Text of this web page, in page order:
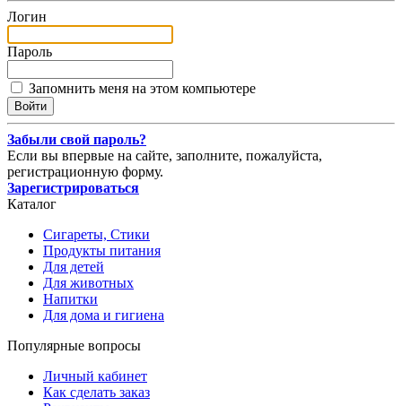
Логин
Пароль
Запомнить меня на этом компьютере
Забыли свой пароль?
Если вы впервые на сайте, заполните, пожалуйста,
регистрационную форму.
Зарегистрироваться
Каталог
Сигареты, Стики
Продукты питания
Для детей
Для животных
Напитки
Для дома и гигиена
Популярные вопросы
Личный кабинет
Как сделать заказ